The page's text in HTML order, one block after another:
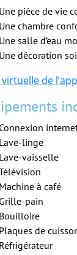
Une pièce de vie
Une chambre
Une salle d’eau
Une décoration
de
Connexion
Lave-linge
Lave-vaisselle
Machine à café
Grille-pain
Bouilloire
Plaques de
Réfrigérateur